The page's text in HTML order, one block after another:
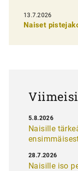
e
13.7.2026
Naiset
Naisille
5.8.2026
Naisille iso
28.7.2026